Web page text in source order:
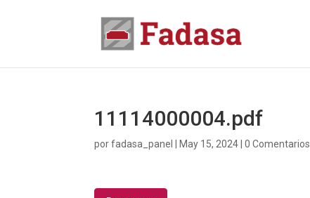
11114000004.pdf
porfadasa_panel May 15, 2024 |0 Comentarios